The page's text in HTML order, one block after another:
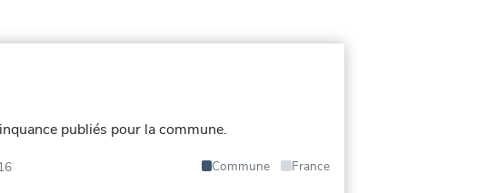
publiés pour la commune.
Commune
France